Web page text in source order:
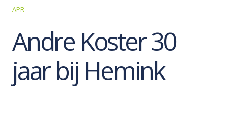
APR
Andre Koster 30
jaar bij Hemink